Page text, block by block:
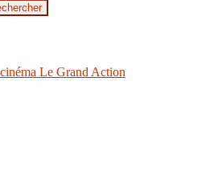
Le Grand Action